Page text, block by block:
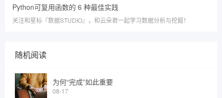
Python可复用函数的 6 种最佳实践
关注和星标『数据STUDIO』，和云朵君一起学习数据分析与挖掘！
随机阅读
为何“完成”如此重要
08-17